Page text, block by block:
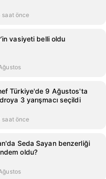
saat önce
vasiyeti belli oldu
Türkiye'de 9 Ağustos'ta
3 yarışmacı seçildi
saat önce
Seda Sayan benzerliği
oldu?